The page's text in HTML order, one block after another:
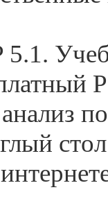
5.1.